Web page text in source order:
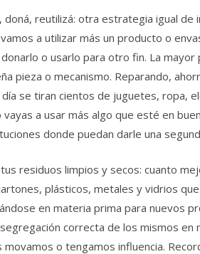
doná, reutilizá: otra estrategia igual
a utilizar más un producto o
o usarlo para otro fin. La
pieza o mecanismo. Reparando,
día se tiran cientos de juguetes, ropa,
vayas a usar más algo que esté en
donde puedan darle una
residuos limpios y secos: cuanto
plásticos, metales y vidrios
en materia prima para nuevos
correcta de los mismos
movamos o tengamos influencia.